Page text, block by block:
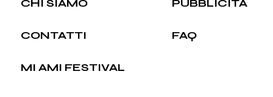
CHI SIAMO PUBBLICITÀ
CONTATTI FAQ
MI AMI FESTIVAL